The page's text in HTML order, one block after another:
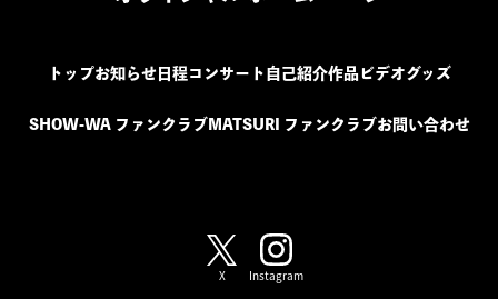
トップお知らせ日程コンサート 自己紹介作品ビデオグッズ
SHOW-WA ファンクラブMATSURI ファンクラブお問い合わせ
X Instagram